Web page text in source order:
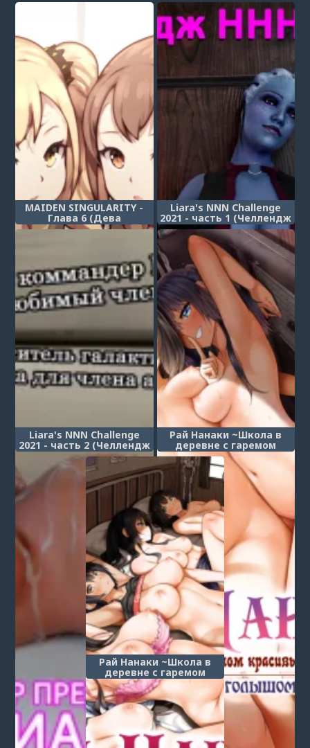
MAIDEN SINGULARITY -
Глава 6 (Дева
сингулярности)
Liara's NNN Challenge
2021 - часть 1 (Челлендж
ННН Лиары)
Liara's NNN Challenge
2021 - часть 2 (Челлендж
ННН Лиары)
Рай Нанаки ~Школа в
деревне с гаремом
красивых девушек♥~ -
Глава 3 (Nanaka's
Paradise - Hide and Seek)
Рай Нанаки ~Школа в
деревне с гаремом
красивых девушек♥~ -
Глава 4 (Nanaka's
Paradise - Playing Doctor)
Post a comment